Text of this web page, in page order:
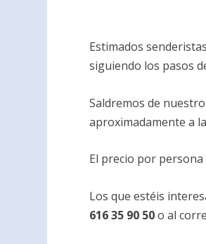
Estimados
siguiendo los pasos
Saldremos de
aproximadamente a
El precio por persona
Los que estéis
616 35 90 50o al